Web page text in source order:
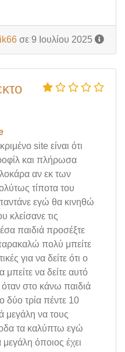
σε 9 Ιουλίου 2025
site είναι ότι
και πλήρωσα
αν εκ των
τίποτα του
εγώ θα κινηθώ
κλείσανε τις
παιδιά προσέξτε
πολύ μπείτε
για να δείτε ότι ο
μπείτε να δείτε αυτό
στο κάνω παιδιά
δύο τρία πέντε 10
μεγάλη να τους
τα καλύπτω εγώ
όποιος έχει